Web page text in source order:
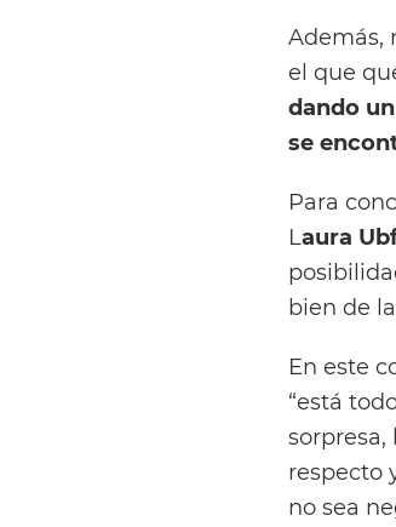
Además,
el que
dando
se
Para
Laura
bien de
En este
“está
sorpresa,
respecto
no sea